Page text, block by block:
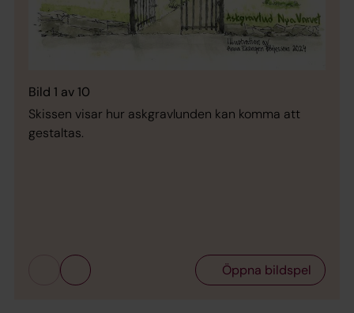
Bild 1 av 10
Skissen visar hur askgravlunden kan komma att
gestaltas.
Öppna bildspel